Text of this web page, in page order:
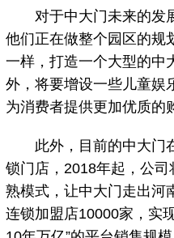
对于中大门未来的发展
他们正在做整个园区的规
一样，打造一个大型的中
外，将要增设一些儿童娱
为消费者提供更加优质的
此外，目前的中大门
锁门店，2018年起，公
熟模式，让中大门走出河
连锁加盟店10000家，实